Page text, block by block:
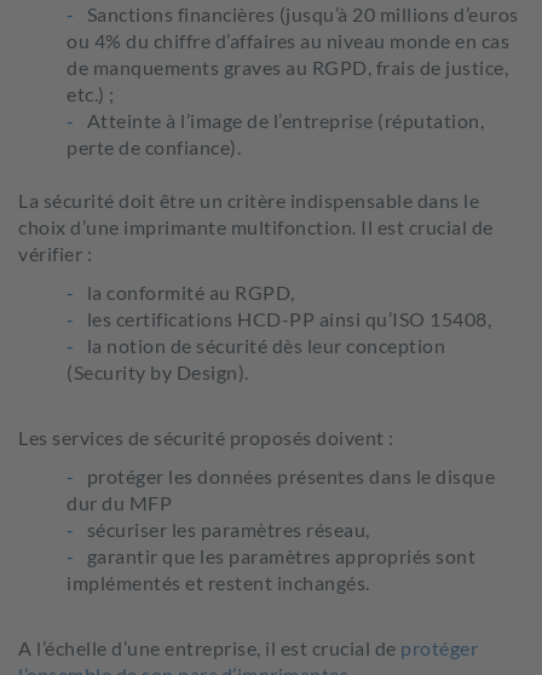
Sanctions financières (jusqu’à 20 millions d’euros
ou 4% du chiffre d’affaires au niveau monde en cas
de manquements graves au RGPD, frais de justice,
etc.) ;
Atteinte à l’image de l’entreprise (réputation,
perte de confiance).
La sécurité doit être un critère indispensable dans le
choix d’une imprimante multifonction. Il est crucial de
vérifier :
la conformité au RGPD,
les certifications HCD-PP ainsi qu’ISO 15408,
la notion de sécurité dès leur conception
(Security by Design).
Les services de sécurité proposés doivent :
protéger les données présentes dans le disque
dur du MFP
sécuriser les paramètres réseau,
garantir que les paramètres appropriés sont
implémentés et restent inchangés.
A l’échelle d’une entreprise, il est crucial de protéger